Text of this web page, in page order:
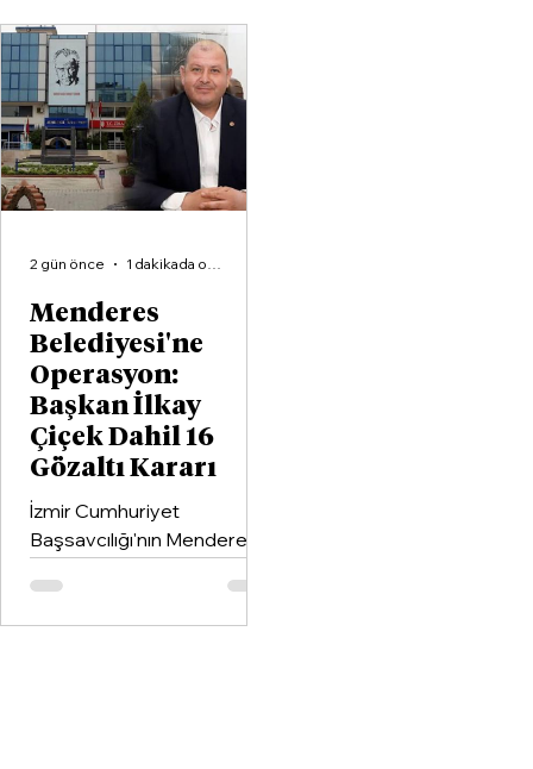
ziyaret etti.
Menderes
Belediyesi'ne
Operasyon:
Başkan İlkay
Çiçek Dahil 16
Gözaltı Kararı
İzmir Cumhuriyet
Başsavcılığı'nın Menderes
yürüttüğü soruşturma
kapsamında Belediye
2 gün önce 1 dakikada okunur